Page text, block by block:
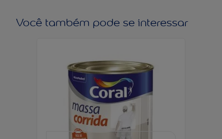
Você também pode se interessar